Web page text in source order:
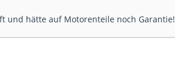
und hätte auf Motorenteile noch Garantie!